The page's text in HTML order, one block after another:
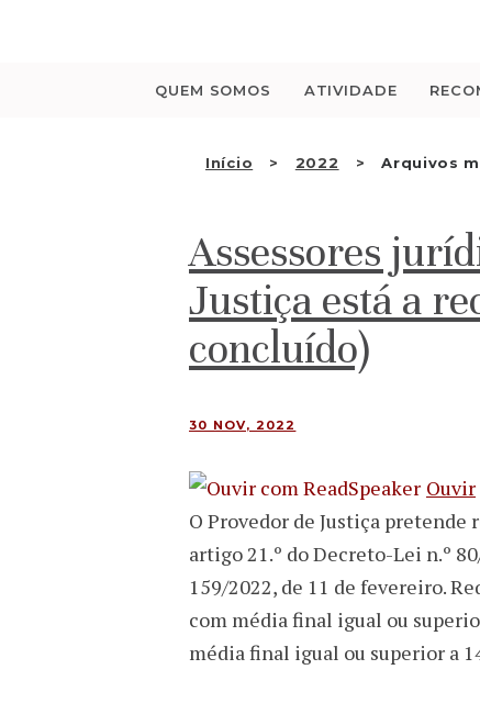
QUEM SOMOS ATIVIDADE
Início 2022 Arquivos
Assessores
Justiça está a
concluído)
30 NOV, 2022
Ouvir
O Provedor de Justiça pretende
artigo 21.º do Decreto-Lei n.º
159/2022, de 11 de fevereiro.
com média final igual ou
média final igual ou superior a